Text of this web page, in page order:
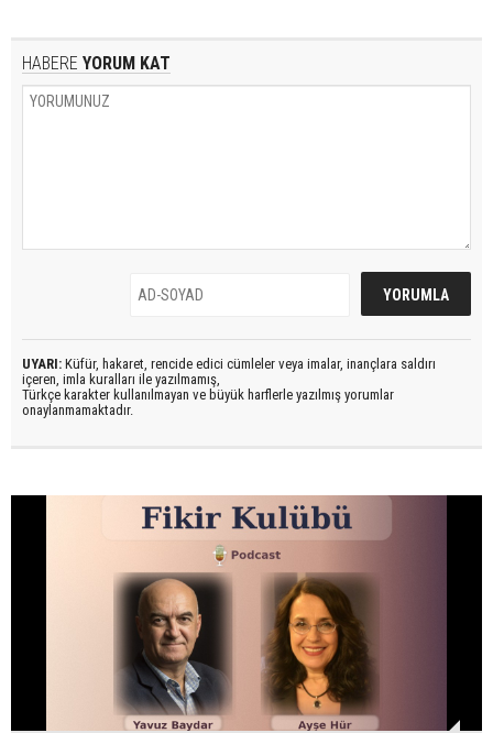
HABERE YORUM KAT
UYARI: Küfür, hakaret, rencide edici cümleler veya imalar, inançlara saldırı
içeren, imla kuralları ile yazılmamış,
Türkçe karakter kullanılmayan ve büyük harflerle yazılmış yorumlar
onaylanmamaktadır.